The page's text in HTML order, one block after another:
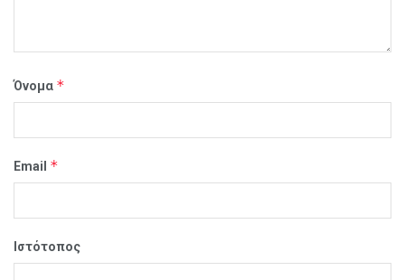
Όνομα *
Email *
Ιστότοπος